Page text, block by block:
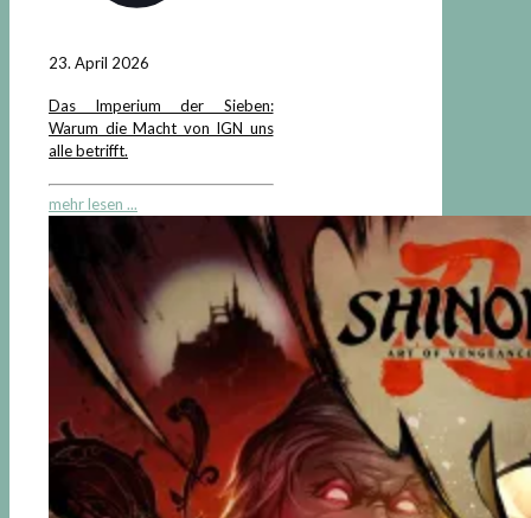
23. April 2026
Das Imperium der Sieben:
Warum die Macht von IGN uns
alle betrifft.
mehr lesen ...